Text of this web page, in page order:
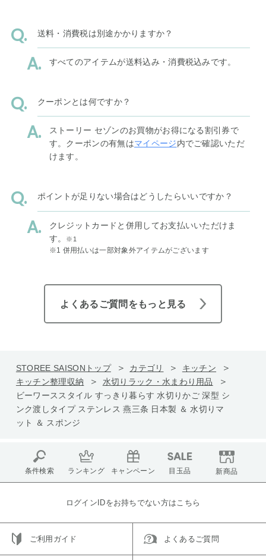
送料・消費税は別途かかりますか？
すべてのアイテムが送料込み・消費税込みです。
クーポンとは何ですか？
ストーリー セゾンのお買物がお得になる割引券で
す。クーポンの有無はマイページ内でご確認いただ
けます。
ポイントが足りない場合はどうしたらいいですか？
クレジットカードと併用してお支払いいただけま
す。
※1
※1 併用払いは一部対象外アイテムがございます
よくあるご質問をもっと見る
STOREE SAISONトップ カテゴリ
キッチン
キッチン整理収納
水切りラック・水まわり用品
ビーワーススタイル すっきり暮らす 水切りかご 深型 シ
ンク渡しタイプ ステンレス 燕三条 日本製 ＆ 水切りマ
ット ＆ スポンジ
条件検索 ランキング キャンペーン 目玉品 新商品
ログインIDをお持ちでない方はこちら
ご利用ガイド よくあるご質問